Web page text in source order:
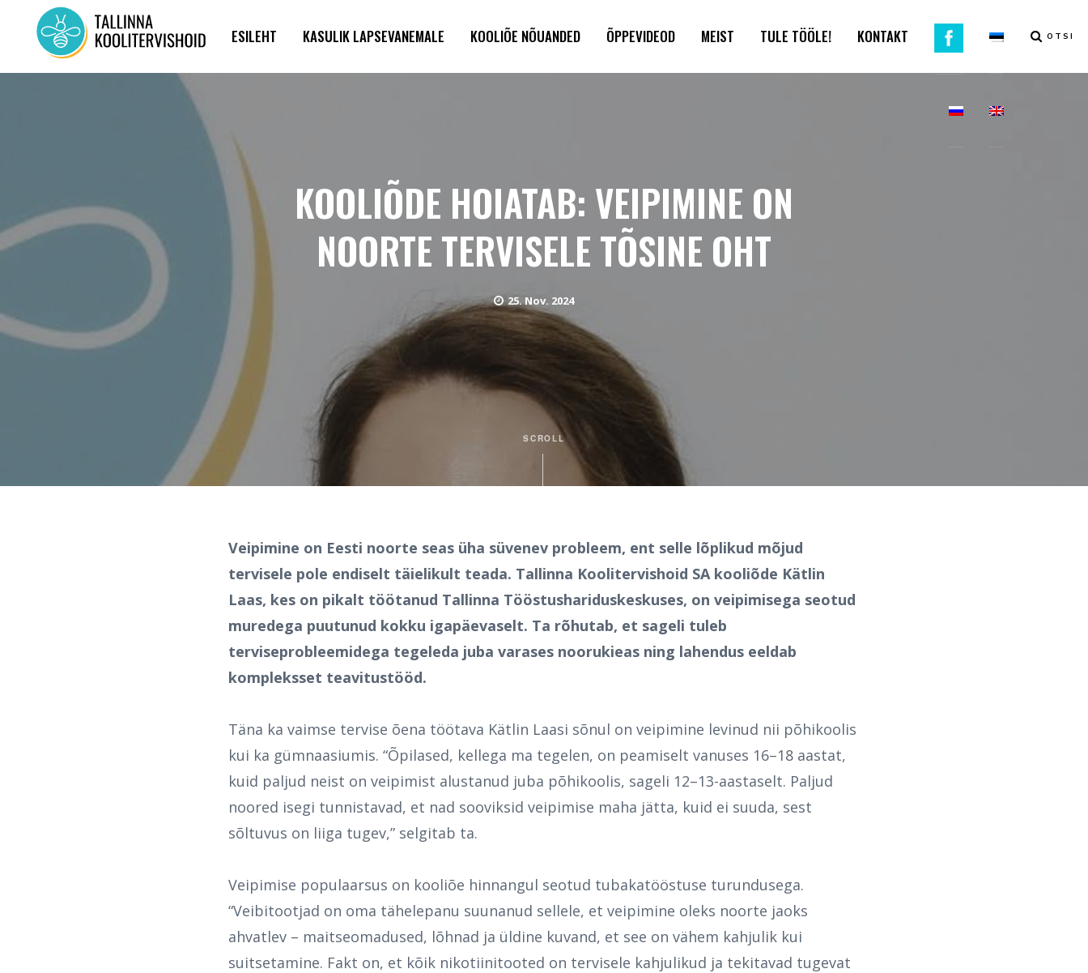
OTSI
ESILEHT KASULIK LAPSEVANEMALE KOOLIÕE NÕUANDED ÕPPEVIDEOD MEIST TULE TÖÖLE! KONTAKT
KOOLIÕDE HOIATAB: VEIPIMINE ON
NOORTE TERVISELE TÕSINE OHT
25. Nov. 2024
SCROLL
Veipimine on Eesti noorte seas üha süvenev probleem, ent selle lõplikud mõjud
tervisele pole endiselt täielikult teada. Tallinna Koolitervishoid SA kooliõde Kätlin
Laas, kes on pikalt töötanud Tallinna Tööstushariduskeskuses, on veipimisega seotud
muredega puutunud kokku igapäevaselt. Ta rõhutab, et sageli tuleb
terviseprobleemidega tegeleda juba varases noorukieas ning lahendus eeldab
kompleksset teavitustööd.
Täna ka vaimse tervise õena töötava Kätlin Laasi sõnul on veipimine levinud nii põhikoolis
kui ka gümnaasiumis. “Õpilased, kellega ma tegelen, on peamiselt vanuses 16–18 aastat,
kuid paljud neist on veipimist alustanud juba põhikoolis, sageli 12–13-aastaselt. Paljud
noored isegi tunnistavad, et nad sooviksid veipimise maha jätta, kuid ei suuda, sest
sõltuvus on liiga tugev,” selgitab ta.
Veipimise populaarsus on kooliõe hinnangul seotud tubakatööstuse turundusega.
“Veibitootjad on oma tähelepanu suunanud sellele, et veipimine oleks noorte jaoks
ahvatlev – maitseomadused, lõhnad ja üldine kuvand, et see on vähem kahjulik kui
suitsetamine. Fakt on, et kõik nikotiinitooted on tervisele kahjulikud ja tekitavad tugevat